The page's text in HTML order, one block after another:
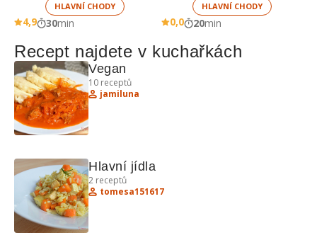
HLAVNÍ CHODY
4,9 30min
HLAVNÍ CHODY
0,0 20min
Recept najdete v kuchařkách
Vegan
10 receptů
jamiluna
Hlavní jídla
2 receptů
tomesa151617